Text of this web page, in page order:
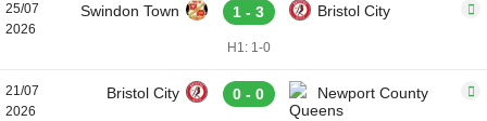
25/07
2026
Swindon Town 1 - 3 Bristol City
H1: 1-0
21/07
2026
Bristol City 0 - 0 Newport County